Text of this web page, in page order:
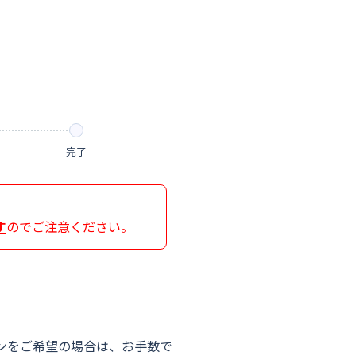
完了
のでご注意ください。
をご希望の場合は、お手数で